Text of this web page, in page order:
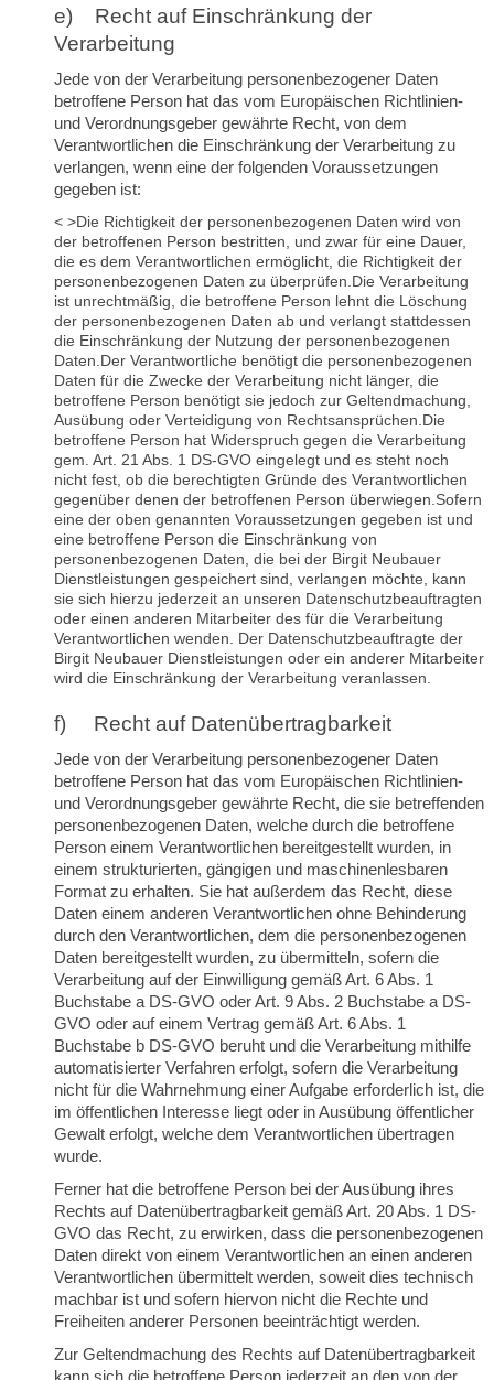
e) Recht auf Einschränkung der
Verarbeitung
Jede von der Verarbeitung personenbezogener Daten
betroffene Person hat das vom Europäischen Richtlinien-
und Verordnungsgeber gewährte Recht, von dem
Verantwortlichen die Einschränkung der Verarbeitung zu
verlangen, wenn eine der folgenden Voraussetzungen
gegeben ist:
< >Die Richtigkeit der personenbezogenen Daten wird von
der betroffenen Person bestritten, und zwar für eine Dauer,
die es dem Verantwortlichen ermöglicht, die Richtigkeit der
personenbezogenen Daten zu überprüfen. Die Verarbeitung
ist unrechtmäßig, die betroffene Person lehnt die Löschung
der personenbezogenen Daten ab und verlangt stattdessen
die Einschränkung der Nutzung der personenbezogenen
Daten. Der Verantwortliche benötigt die personenbezogenen
Daten für die Zwecke der Verarbeitung nicht länger, die
betroffene Person benötigt sie jedoch zur Geltendmachung,
Ausübung oder Verteidigung von Rechtsansprüchen. Die
betroffene Person hat Widerspruch gegen die Verarbeitung
gem. Art. 21 Abs. 1 DS-GVO eingelegt und es steht noch
nicht fest, ob die berechtigten Gründe des Verantwortlichen
gegenüber denen der betroffenen Person überwiegen.Sofern
eine der oben genannten Voraussetzungen gegeben ist und
eine betroffene Person die Einschränkung von
personenbezogenen Daten, die bei der Birgit Neubauer
Dienstleistungen gespeichert sind, verlangen möchte, kann
sie sich hierzu jederzeit an unseren Datenschutzbeauftragten
oder einen anderen Mitarbeiter des für die Verarbeitung
Verantwortlichen wenden. Der Datenschutzbeauftragte der
Birgit Neubauer Dienstleistungen oder ein anderer Mitarbeiter
wird die Einschränkung der Verarbeitung veranlassen.
f) Recht auf Datenübertragbarkeit
Jede von der Verarbeitung personenbezogener Daten
betroffene Person hat das vom Europäischen Richtlinien-
und Verordnungsgeber gewährte Recht, die sie betreffenden
personenbezogenen Daten, welche durch die betroffene
Person einem Verantwortlichen bereitgestellt wurden, in
einem strukturierten, gängigen und maschinenlesbaren
Format zu erhalten. Sie hat außerdem das Recht, diese
Daten einem anderen Verantwortlichen ohne Behinderung
durch den Verantwortlichen, dem die personenbezogenen
Daten bereitgestellt wurden, zu übermitteln, sofern die
Verarbeitung auf der Einwilligung gemäß Art. 6 Abs. 1
Buchstabe a DS-GVO oder Art. 9 Abs. 2 Buchstabe a DS-
GVO oder auf einem Vertrag gemäß Art. 6 Abs. 1
Buchstabe b DS-GVO beruht und die Verarbeitung mithilfe
automatisierter Verfahren erfolgt, sofern die Verarbeitung
nicht für die Wahrnehmung einer Aufgabe erforderlich ist, die
im öffentlichen Interesse liegt oder in Ausübung öffentlicher
Gewalt erfolgt, welche dem Verantwortlichen übertragen
wurde.
Ferner hat die betroffene Person bei der Ausübung ihres
Rechts auf Datenübertragbarkeit gemäß Art. 20 Abs. 1 DS-
GVO das Recht, zu erwirken, dass die personenbezogenen
Daten direkt von einem Verantwortlichen an einen anderen
Verantwortlichen übermittelt werden, soweit dies technisch
machbar ist und sofern hiervon nicht die Rechte und
Freiheiten anderer Personen beeinträchtigt werden.
Zur Geltendmachung des Rechts auf Datenübertragbarkeit
kann sich die betroffene Person jederzeit an den von der